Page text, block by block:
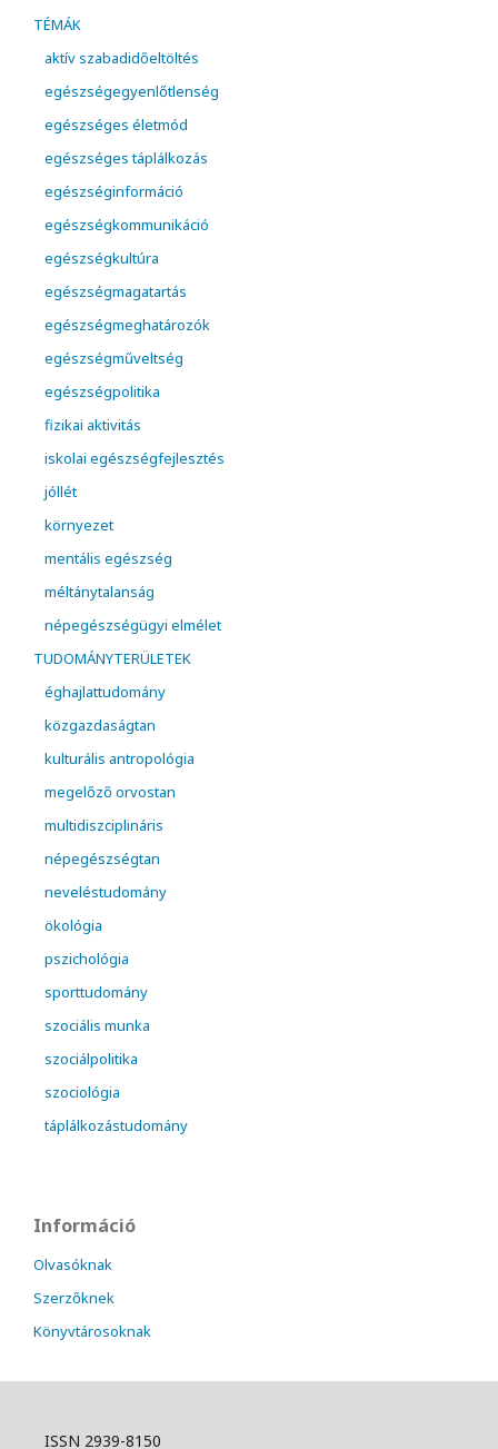
TÉMÁK
aktív szabadidőeltöltés
egészségegyenlőtlenség
egészséges életmód
egészséges táplálkozás
egészséginformáció
egészségkommunikáció
egészségkultúra
egészségmagatartás
egészségmeghatározók
egészségműveltség
egészségpolitika
fizikai aktivitás
iskolai egészségfejlesztés
jóllét
környezet
mentális egészség
méltánytalanság
népegészségügyi elmélet
TUDOMÁNYTERÜLETEK
éghajlattudomány
közgazdaságtan
kulturális antropológia
megelőző orvostan
multidiszciplináris
népegészségtan
neveléstudomány
ökológia
pszichológia
sporttudomány
szociális munka
szociálpolitika
szociológia
táplálkozástudomány
Információ
Olvasóknak
Szerzőknek
Könyvtárosoknak
ISSN 2939-8150